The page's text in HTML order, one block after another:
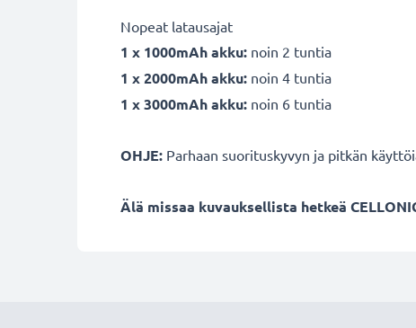
Nopeat latausajat
1 x 1000mAh akku: noin 2 tuntia
1 x 2000mAh akku: noin 4 tuntia
1 x 3000mAh akku: noin 6 tuntia
OHJE: Parhaan suorituskyvyn ja pitkän
Älä missaa kuvauksellista hetkeä